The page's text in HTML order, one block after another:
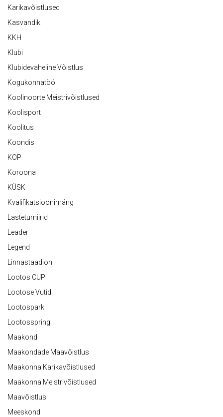
Karikavõistlused
Kasvandik
KKH
Klubi
Klubidevaheline Võistlus
Kogukonnatöö
Koolinoorte Meistrivõistlused
Koolisport
Koolitus
Koondis
KOP
Koroona
KÜSK
Kvalifikatsioonimäng
Lasteturniirid
Leader
Legend
Linnastaadion
Lootos CUP
Lootose Vutid
Lootospark
Lootosspring
Maakond
Maakondade Maavõistlus
Maakonna Karikavõistlused
Maakonna Meistrivõistlused
Maavõistlus
Meeskond